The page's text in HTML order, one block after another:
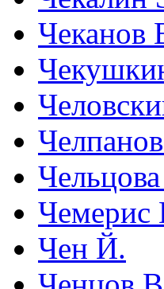
Чеканов
Чемерис
Чен Й.